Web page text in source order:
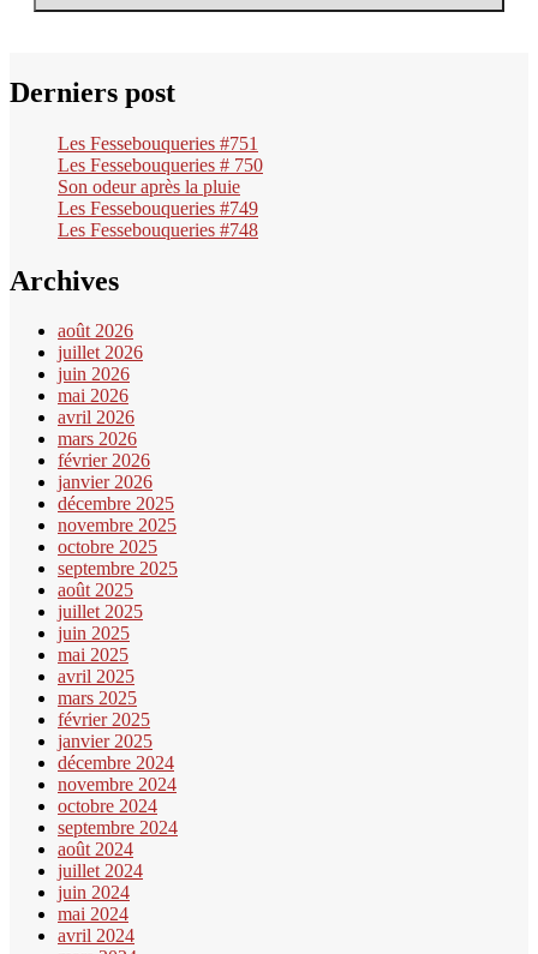
Derniers post
Les Fessebouqueries #751
Les Fessebouqueries # 750
Son odeur après la pluie
Les Fessebouqueries #749
Les Fessebouqueries #748
Archives
août 2026
juillet 2026
juin 2026
mai 2026
avril 2026
mars 2026
février 2026
janvier 2026
décembre 2025
novembre 2025
octobre 2025
septembre 2025
août 2025
juillet 2025
juin 2025
mai 2025
avril 2025
mars 2025
février 2025
janvier 2025
décembre 2024
novembre 2024
octobre 2024
septembre 2024
août 2024
juillet 2024
juin 2024
mai 2024
avril 2024